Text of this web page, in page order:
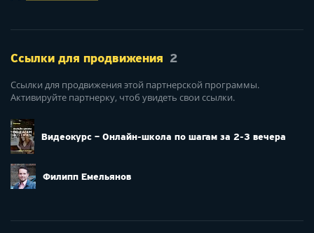
Ссылки для продвижения 2
Ссылки для продвижения этой партнерской программы.
Активируйте партнерку, чтоб увидеть свои ссылки.
Видеокурс – Онлайн-школа по шагам за 2-3 вечера
Филипп Емельянов